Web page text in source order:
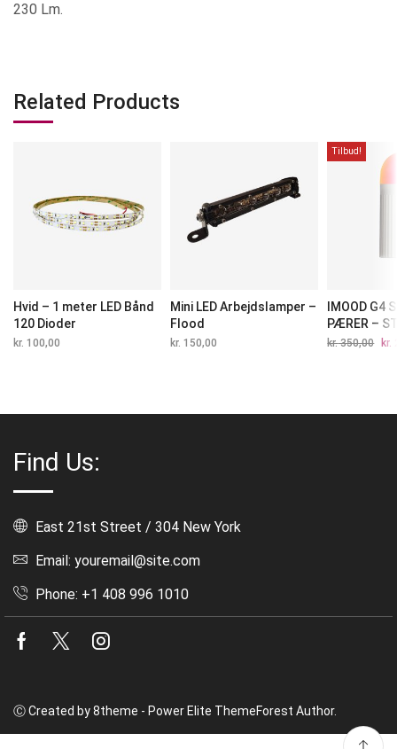
230 Lm.
Related Products
Hvid – 1 meter LED Bånd
120 Dioder
kr. 100,00
Mini LED Arbejdslamper –
Flood
kr. 150,00
Tilbud!
IMOOD G4
PÆRER –
kr.350,00
Den
kr.
Find Us:
East 21st Street / 304 New York
Email: youremail@site.com
Phone: +1 408 996 1010
Facebook
Twitter
Ⓒ Created by 8theme - Power Elite ThemeForest Author.